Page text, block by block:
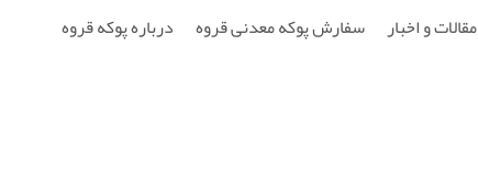
مقالات و اخبار سفارش پوکه معدنی قروه درباره پوکه قروه